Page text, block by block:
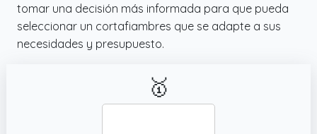
tomar una decisión más informada para que pueda
seleccionar un cortafiambres que se adapte a sus
necesidades y presupuesto.
🥇